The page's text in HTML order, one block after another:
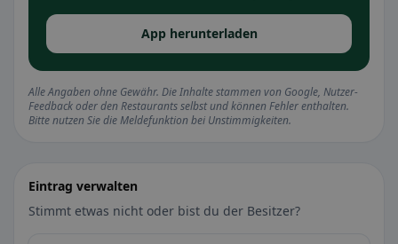
App herunterladen
Alle Angaben ohne Gewähr. Die Inhalte stammen von Google, Nutzer-
Feedback oder den Restaurants selbst und können Fehler enthalten.
Bitte nutzen Sie die Meldefunktion bei Unstimmigkeiten.
Eintrag verwalten
Stimmt etwas nicht oder bist du der Besitzer?